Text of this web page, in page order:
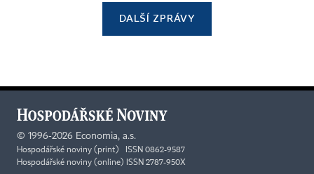
DALŠÍ ZPRÁVY
© 1996-2026 Economia, a.s.
Hospodářské noviny (print) ISSN 0862-9587
Hospodářské noviny (online) ISSN 2787-950X